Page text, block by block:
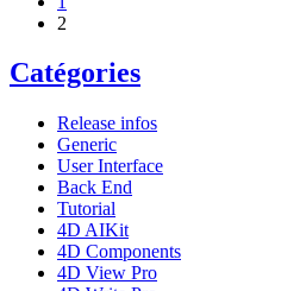
2
Catégories
Release infos
Generic
User Interface
Back End
Tutorial
4D AIKit
4D Components
4D View Pro